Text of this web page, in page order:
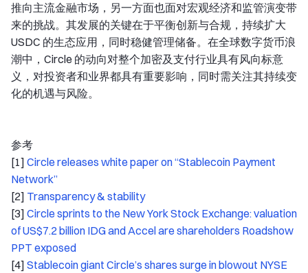
推向主流金融市场，另一方面也面对宏观经济和监管演变带
来的挑战。其发展的关键在于平衡创新与合规，持续扩大
USDC 的生态应用，同时稳健管理储备。在全球数字货币浪
潮中，Circle 的动向对整个加密及支付行业具有风向标意
义，对投资者和业界都具有重要影响，同时需关注其持续变
化的机遇与风险。
参考
[1] Circle releases white paper on “Stablecoin Payment
Network”
[2] Transparency & stability
[3] Circle sprints to the New York Stock Exchange: valuation
of US$7.2 billion IDG and Accel are shareholders Roadshow
PPT exposed
[4] Stablecoin giant Circle’s shares surge in blowout NYSE